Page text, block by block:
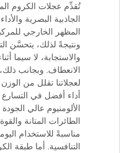
تُقدِّم عجلات الكروم
الجاذبية البصرية
المظهر الخارجي
ونتيجةً لذلك، يتحسَّن
والاستجابة، لا سيما
الانعطاف. وبجانب ذلك،
لعجلاتنا تقلل من
أداء أفضل في
الألومنيوم عالي
الطائرات المتانة
مناسبةً للاستخدام
التنافسية. أما طبقة